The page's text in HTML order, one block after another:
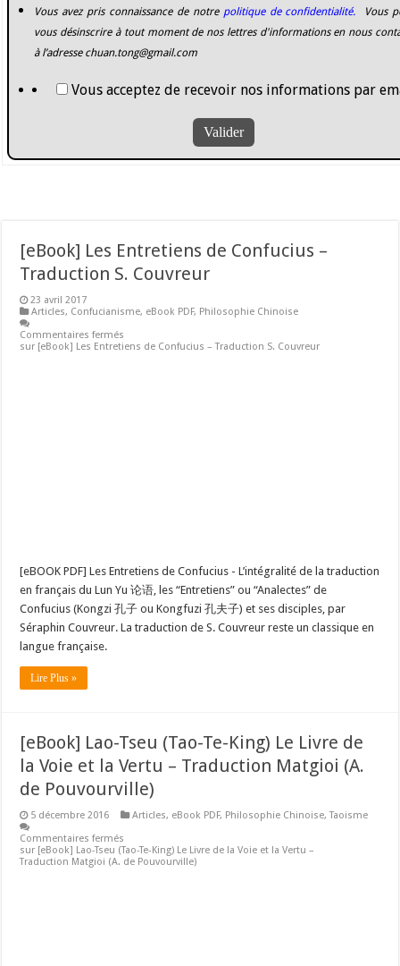
Vous avez pris connaissance de notrepolitique de confidentialité.
Vous
vous désinscrire à tout moment de nos lettres d'informations en nous
à l’adresse chuan.tong@gmail.com
Vous acceptez de recevoir nos informations par
[eBook] Les Entretiens de Confucius –
Traduction S. Couvreur
23 avril 2017
Articles, Confucianisme, eBook PDF, Philosophie Chinoise
Commentaires fermés
sur [eBook] Les Entretiens de Confucius – Traduction S. Couvreur
[eBOOK PDF] Les Entretiens de Confucius - L’intégralité de la traduction
en français du Lun Yu 论语, les “Entretiens” ou “Analectes” de
Confucius (Kongzi 孔子 ou Kongfuzi 孔夫子) et ses disciples, par
Séraphin Couvreur. La traduction de S. Couvreur reste un classique en
langue française.
Lire Plus »
[eBook] Lao-Tseu (Tao-Te-King) Le Livre de
la Voie et la Vertu – Traduction Matgioi (A.
de Pouvourville)
5 décembre 2016 Articles, eBook PDF, Philosophie Chinoise,Taoisme
Commentaires fermés
sur [eBook] Lao-Tseu (Tao-Te-King) Le Livre de la Voie et la Vertu –
Traduction Matgioi (A. de Pouvourville)